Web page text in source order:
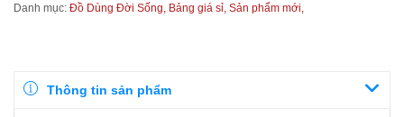
Danh mục: Đồ Dùng Đời Sống, Bảng giá sỉ, Sản phẩm mới,
Thông tin sản phẩm